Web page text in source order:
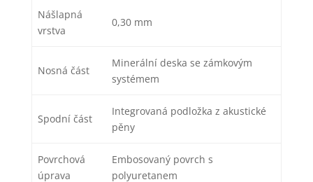
Nášlapná
vrstva
0,30 mm
Nosná část
Minerální deska se zámkovým
systémem
Spodní část
Integrovaná podložka z akustické
pěny
Povrchová
úprava
Embosovaný povrch s
polyuretanem